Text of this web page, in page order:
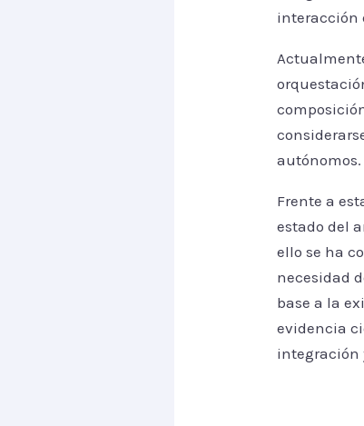
interacción
autónomos.
Frente a
estado del
ello se ha
necesidad
base a la
evidencia
integración